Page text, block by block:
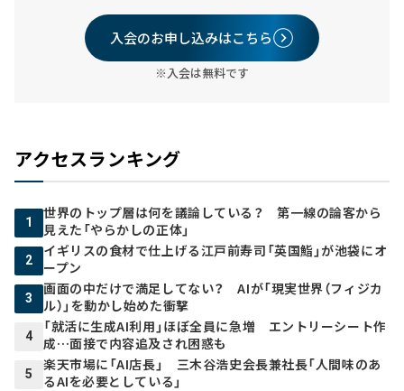
入会のお申し込みはこちら
※入会は無料です
アクセスランキング
1
世界のトップ層は何を議論している？ 第一線の論客から
見えた「やらかしの正体」
2
イギリスの食材で仕上げる江戸前寿司「英国鮨」が池袋にオ
ープン
3
画面の中だけで満足してない？ AIが「現実世界（フィジカ
ル）」を動かし始めた衝撃
4
「就活に生成AI利用」ほぼ全員に急増 エントリーシート作
成…面接で内容追及され困惑も
5
楽天市場に「AI店長」 三木谷浩史会長兼社長「人間味のあ
るAIを必要としている」